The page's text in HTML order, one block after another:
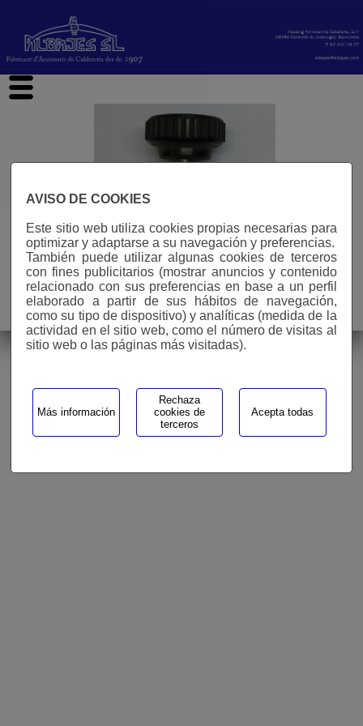
AVISO DE COOKIES
Este sitio web utiliza cookies propias necesarias para
optimizar y adaptarse a su navegación y preferencias.
También puede utilizar algunas cookies de terceros
con fines publicitarios (mostrar anuncios y contenido
relacionado con sus preferencias en base a un perfil
elaborado a partir de sus hábitos de navegación,
como su tipo de dispositivo) y analíticas (medida de la
actividad en el sitio web, como el número de visitas al
sitio web o las páginas más visitadas).
Más información
Rechaza
cookies de
terceros
Acepta todas
Aviso legal
n° visitas: 588500